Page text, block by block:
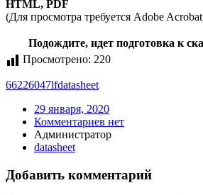
HTML, PDF
(Для просмотра требуется Adobe
Подождите, идет подготовка к
Просмотрено: 220
66226047lfdatasheet
29 января, 2020
Комментариев нет
Администратор
datasheet
Добавить комментарий